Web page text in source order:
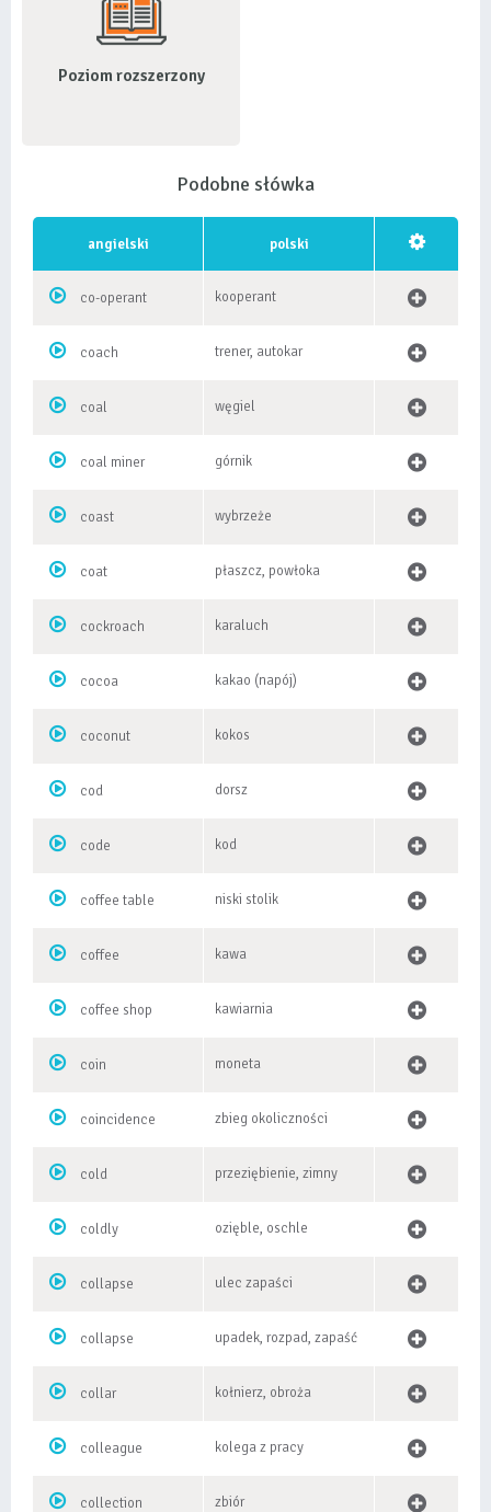
Poziom rozszerzony
Podobne słówka
angielski polski
co-operant kooperant
coach trener, autokar
coal węgiel
coal miner górnik
coast wybrzeże
coat płaszcz, powłoka
cockroach karaluch
cocoa kakao (napój)
coconut kokos
cod dorsz
code kod
coffee table niski stolik
coffee kawa
coffee shop kawiarnia
coin moneta
coincidence zbieg okoliczności
cold przeziębienie, zimny
coldly ozięble, oschle
collapse ulec zapaści
collapse upadek, rozpad, zapaść
collar kołnierz, obroża
colleague kolega z pracy
collection zbiór